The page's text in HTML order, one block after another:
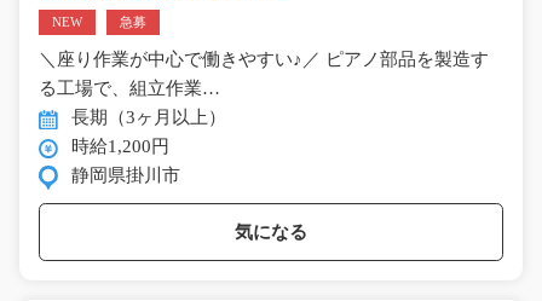
NEW 急募
＼座り作業が中心で働きやすい♪／ ピアノ部品を製造す
る工場で、組立作業…
長期（3ヶ月以上）
時給1,200円
静岡県掛川市
気になる